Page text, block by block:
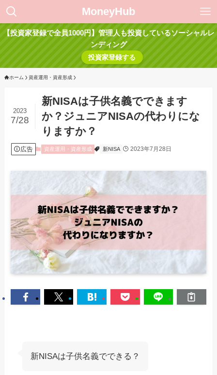
MoneyHub
【投資家登録で全員1000円】管理人も投資しているソーシャルレ
ンディング
投資家登録する
ホーム 資産運用・資産形成
新NISAは子供名義でできます
か？ジュニアNISAの代わりにな
りますか？
2023
7/28
広告 資産運用・資産形成 新NISA 2023年7月28日
新NISAは子供名義でできる？